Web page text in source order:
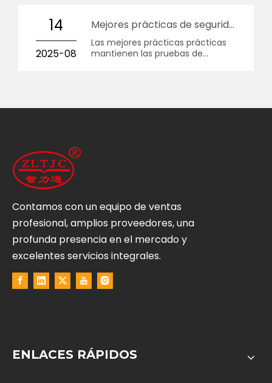
electrónicos.
14
2025-08
Mejores prácticas de seguridad de las sondas de prueba
Las mejores prácticas prácticas
mantienen las pruebas de
Contamos con un equipo de ventas
profesional, amplios proveedores, una
profunda presencia en el mercado y
excelentes servicios integrales.
ENLACES RÁPIDOS